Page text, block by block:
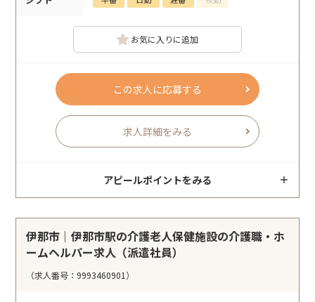
お気に入りに追加
この求人に応募する
求人詳細をみる
アピールポイントをみる
伊那市｜伊那市駅の介護老人保健施設の介護職・ホ
ームヘルパー求人（派遣社員）
（求人番号：9993460901）